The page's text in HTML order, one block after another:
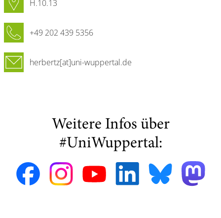
H.10.13
+49 202 439 5356
herbertz[at]uni-wuppertal.de
Weitere Infos über
#UniWuppertal: